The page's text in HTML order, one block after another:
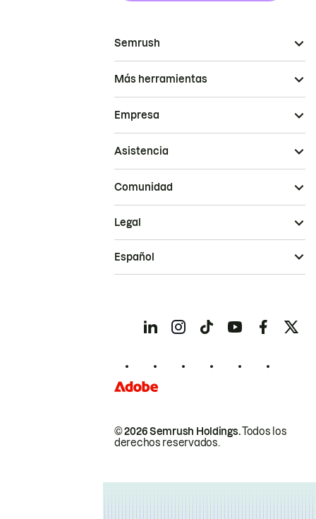
Semrush
Más herramientas
Empresa
Asistencia
Comunidad
© 2026 Semrush Holdings.Todos los
derechos reservados.
Legal
Español